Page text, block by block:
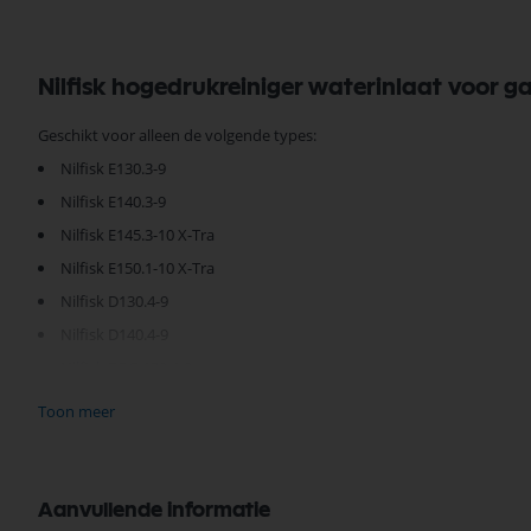
Nilfisk hogedrukreiniger waterinlaat voor
Geschikt voor alleen de volgende types:
Nilfisk E130.3-9
Nilfisk E140.3-9
Nilfisk E145.3-10 X-Tra
Nilfisk E150.1-10 X-Tra
Nilfisk D130.4-9
Nilfisk Hogedrukreiniger Onderdelen
Toon meer
Aanvullende informatie